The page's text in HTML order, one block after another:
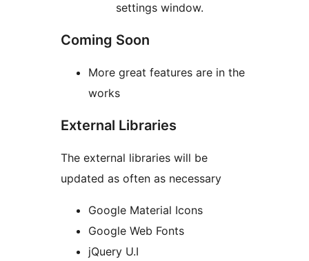
settings window.
Coming Soon
More great features are in the
works
External Libraries
The external libraries will be
updated as often as necessary
Google Material Icons
Google Web Fonts
jQuery U.I